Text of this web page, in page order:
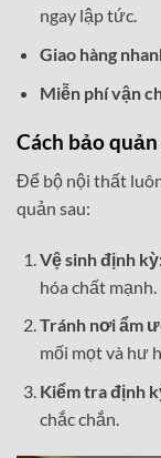
ngay lập tức.
Giao hàng
Miễn phí vận
Cách bảo
Để bộ nội thất
quản sau:
Vệ sinh định
hóa chất mạnh.
Tránh nơi ẩm
mối mọt và hư
Kiểm tra định
chắc chắn.